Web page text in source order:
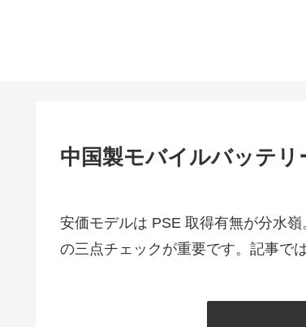
中国製モバイルバッテ
安価モデルは PSE 取得有無が分水
の三点チェックが重要です。記事で